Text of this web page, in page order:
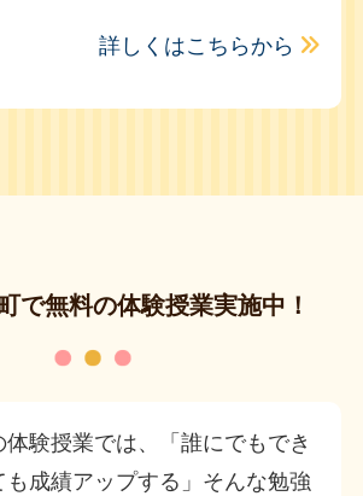
詳しくはこちらから
で無料の体験授業実施中！
験授業では、「誰にでもでき
も成績アップする」そんな勉強